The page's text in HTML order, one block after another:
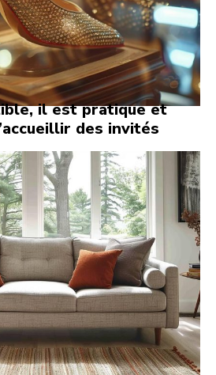
il est pratique et
des invités